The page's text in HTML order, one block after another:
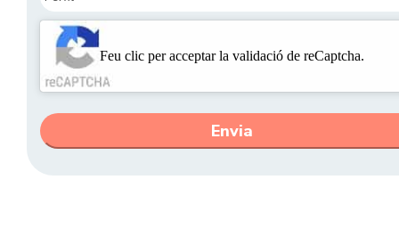
CAPTCHA
Feu clic per acceptar la validació de reCaptcha.